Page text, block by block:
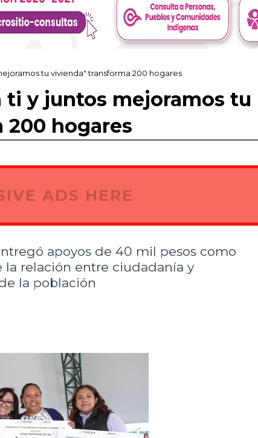
tu vivienda" transforma 200 hogares
ti y juntos mejoramos tu
hogares
ADS HERE
apoyos de 40 mil pesos como
relación entre ciudadanía y
la población